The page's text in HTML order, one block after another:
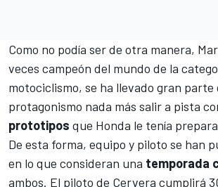
Como no podía ser de otra manera,
veces campeón del mundo de la
motociclismo, se ha llevado gran parte
protagonismo nada más salir a pista
prototipos que Honda le tenía
De esta forma, equipo y piloto se han
en lo que consideran una temporada
ambos. El piloto de Cervera cumplirá